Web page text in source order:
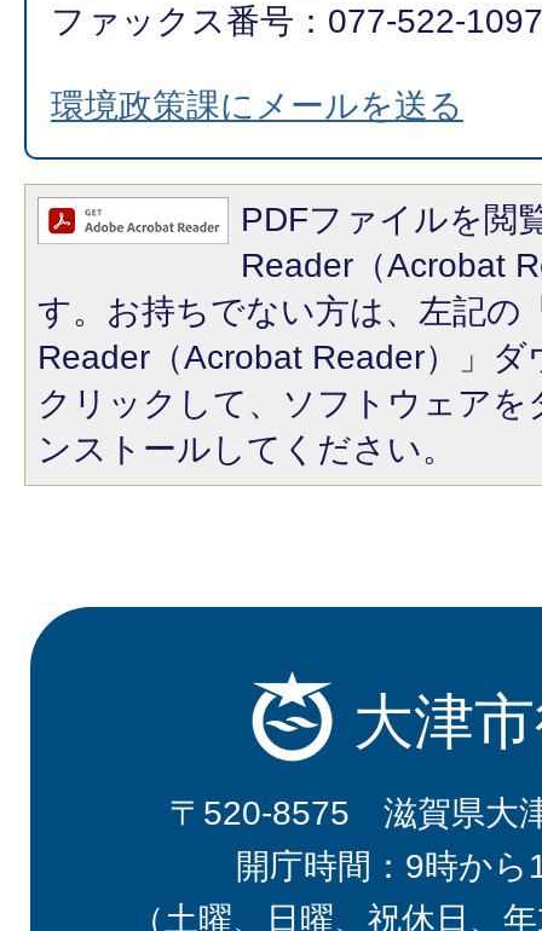
ファックス番号：077-522-1097
環境政策課にメールを送る
PDFファイルを閲
Reader（Acrobat
す。お持ちでない方は、左記の
Reader（Acrobat Reader）」
クリックして、ソフトウェア
ンストールしてください。
大津
〒520-8575 滋賀県大
開庁時間：9時から
（土曜、日曜、祝休日、